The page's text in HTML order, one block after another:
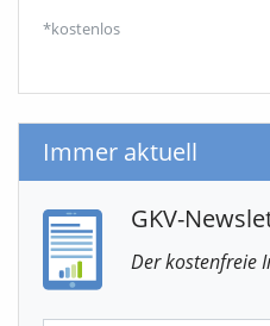
*kostenlos
Immer aktuell
GKV-
Der kostenfreie